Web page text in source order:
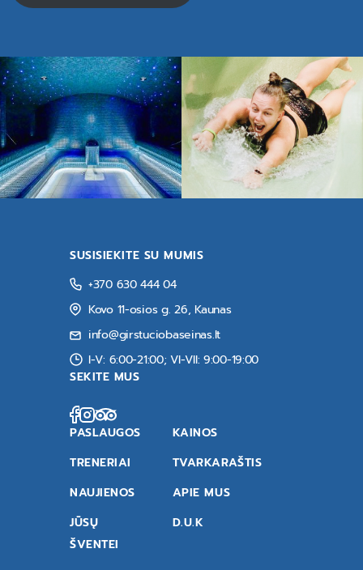
SUSISIEKITE SU MUMIS
+370 630 444 04
Kovo 11-osios g. 26, Kaunas
info@girstuciobaseinas.lt
I-V: 6:00-21:00; VI-VII: 9:00-19:00
SEKITE MUS
PASLAUGOS
KAINOS
TRENERIAI
TVARKARAŠTIS
NAUJIENOS
APIE MUS
JŪSŲ
ŠVENTEI
D.U.K